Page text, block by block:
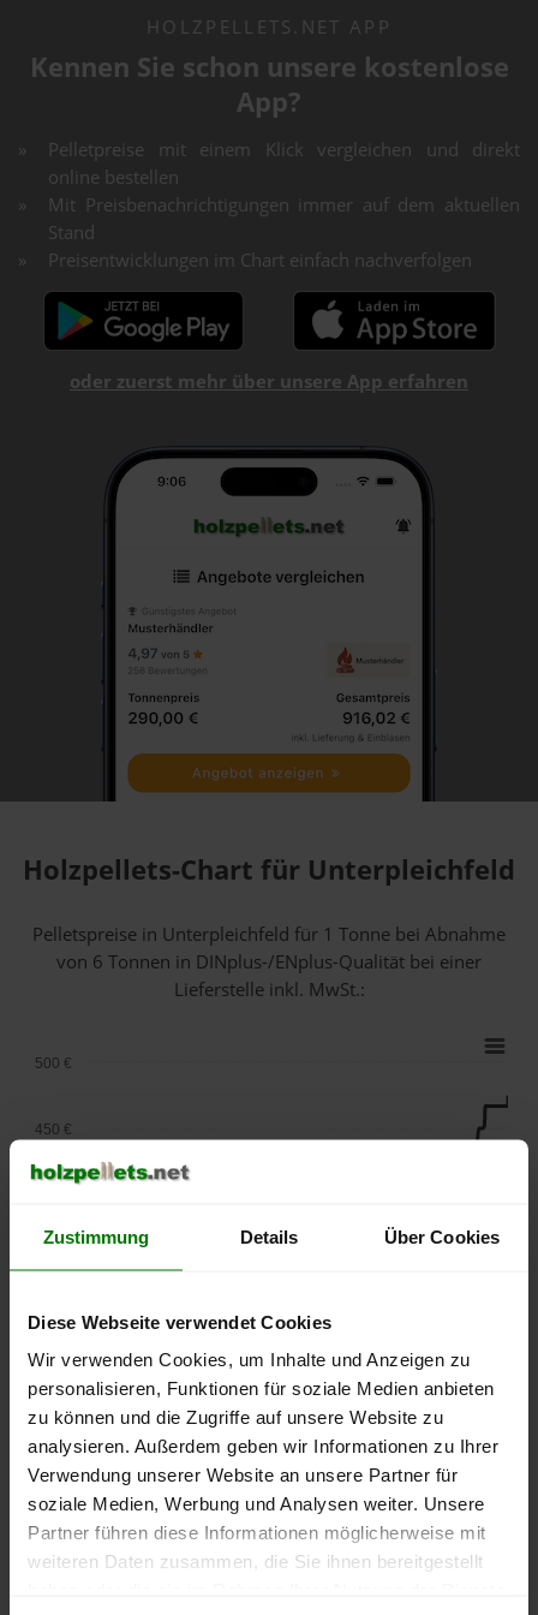
Zustimmung Details Über Cookies
Diese Webseite verwendet Cookies
Wir verwenden Cookies, um Inhalte und Anzeigen zu
personalisieren, Funktionen für soziale Medien anbieten
zu können und die Zugriffe auf unsere Website zu
analysieren. Außerdem geben wir Informationen zu Ihrer
Verwendung unserer Website an unsere Partner für
soziale Medien, Werbung und Analysen weiter. Unsere
Partner führen diese Informationen möglicherweise mit
weiteren Daten zusammen, die Sie ihnen bereitgestellt
HOLZPELLETS.NET APP
Kennen Sie schon unsere kostenlose
App?
Pelletpreise mit einem Klick vergleichen und direkt
online bestellen
Mit Preisbenachrichtigungen immer auf dem aktuellen
Stand
Preisentwicklungen im Chart einfach nachverfolgen
oder zuerst mehr über unsere App erfahren
Holzpellets-Chart für Unterpleichfeld
Pelletspreise in Unterpleichfeld für 1 Tonne bei Abnahme
von 6 Tonnen in DINplus-/ENplus-Qualität bei einer
Lieferstelle inkl. MwSt.:
lose Ware Sackware
September
Januar
Mai
250 €
300 €
450 €
500 €
Die aktuelle Preisentwicklung für Holzpellets in Deutschland
können Sie jederzeit auf unsererPelletspreise-Seite
nachvollziehen.